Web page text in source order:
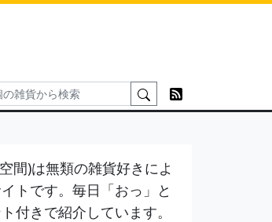
間)は無類の雑貨好きによ
トです。毎日「おっ」と
付きで紹介しています。